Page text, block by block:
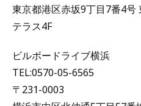
東京都港区赤坂9丁目7番4号
テラス4F
ビルボードライブ横浜
TEL:0570-05-6565
〒231-0003